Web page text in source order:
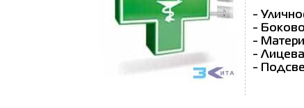
-
-
-
-
-